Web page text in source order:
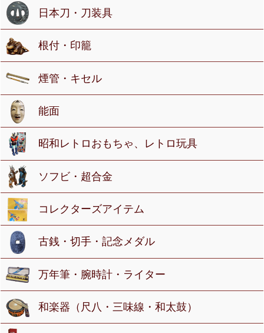
日本刀・刀装具
根付・印籠
煙管・キセル
能面
昭和レトロおもちゃ、レトロ玩具
ソフビ・超合金
コレクターズアイテム
古銭・切手・記念メダル
万年筆・腕時計・ライター
和楽器（尺八・三味線・和太鼓）